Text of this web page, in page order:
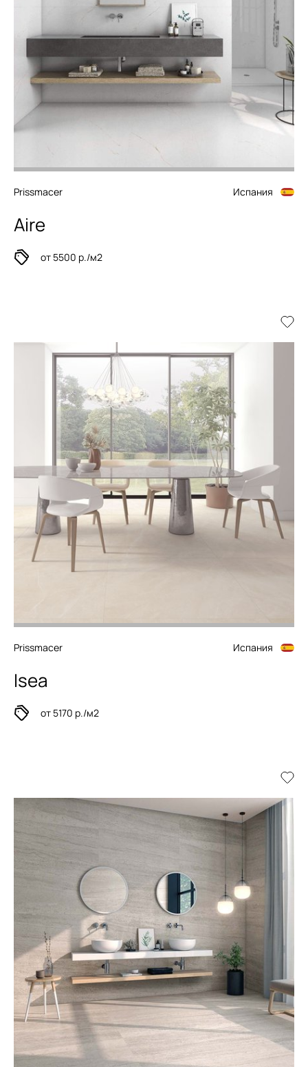
Prissmacer Испания
Aire
от 5500 р./м2
Prissmacer Испания
Isea
от 5170 р./м2